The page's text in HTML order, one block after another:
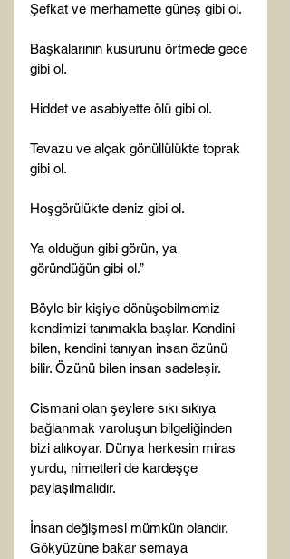
Şefkat ve merhamette güneş gibi ol.
Başkalarının kusurunu örtmede gece
gibi ol.
Hiddet ve asabiyette ölü gibi ol.
Tevazu ve alçak gönüllülükte toprak
gibi ol.
Hoşgörülükte deniz gibi ol.
Ya olduğun gibi görün, ya
göründüğün gibi ol.”
Böyle bir kişiye dönüşebilmemiz
kendimizi tanımakla başlar. Kendini
bilen, kendini tanıyan insan özünü
bilir. Özünü bilen insan sadeleşir.
Cismani olan şeylere sıkı sıkıya
bağlanmak varoluşun bilgeliğinden
bizi alıkoyar. Dünya herkesin miras
yurdu, nimetleri de kardeşçe
paylaşılmalıdır.
İnsan değişmesi mümkün olandır.
Gökyüzüne bakar semaya